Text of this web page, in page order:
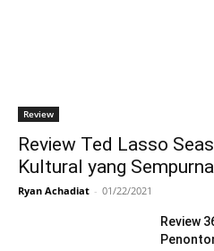
Review
Review Ted Lasso
Kultural yang Sempurna
Ryan Achadiat - 01/22/2021
Review